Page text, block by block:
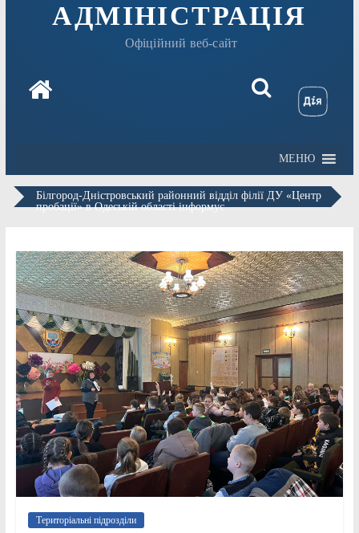
АДМІНІСТРАЦІЯ
Офіційний веб-сайт
МЕНЮ
Білгород-Дністровський районний відділ філії ДУ «Центр
пробації» в Одеській області інформує
Територіальні підрозділи